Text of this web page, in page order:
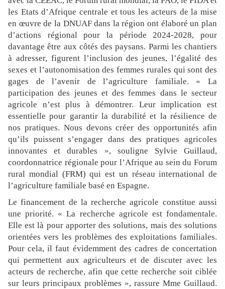
les Etats d’Afrique centrale et tous les acteurs de la mise
en œuvre de la DNUAF dans la région ont élaboré un plan
d’actions régional pour la période 2024-2028, pour
davantage être aux côtés des paysans. Parmi les chantiers
à adresser, figurent l’inclusion des jeunes, l’égalité des
sexes et l’autonomisation des femmes rurales qui sont des
gages de l’avenir de l’agriculture familiale. « La
participation des jeunes et des femmes dans le secteur
agricole n’est plus à démontrer. Leur implication est
essentielle pour garantir la durabilité et la résilience de
nos pratiques. Nous devons créer des opportunités afin
qu’ils puissent s’engager dans des pratiques agricoles
innovantes et durables », souligne Sylvie Guillaud,
coordonnatrice régionale pour l’Afrique au sein du Forum
rural mondial (FRM) qui est un réseau international de
l’agriculture familiale basé en Espagne.
Le financement de la recherche agricole constitue aussi
une priorité. « La recherche agricole est fondamentale.
Elle est là pour apporter des solutions, mais des solutions
orientées vers les problèmes des exploitations familiales.
Pour cela, il faut évidemment des cadres de concertation
qui permettent aux agriculteurs et de discuter avec les
acteurs de recherche, afin que cette recherche soit ciblée
sur leurs principaux problèmes », rassure Mme Guillaud.